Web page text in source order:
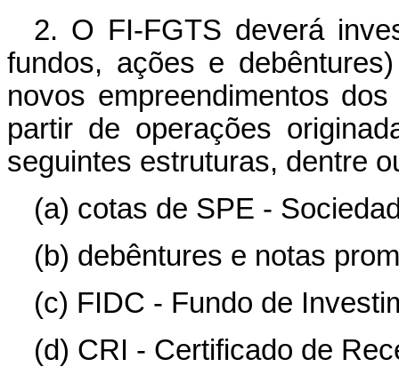
2. O FI-FGTS deverá
fundos, ações e
novos empreendimentos
partir de operações
seguintes estruturas, dentre
(a) cotas de SPE -
(b) debêntures e notas
(c) FIDC - Fundo de
(d) CRI - Certificado de